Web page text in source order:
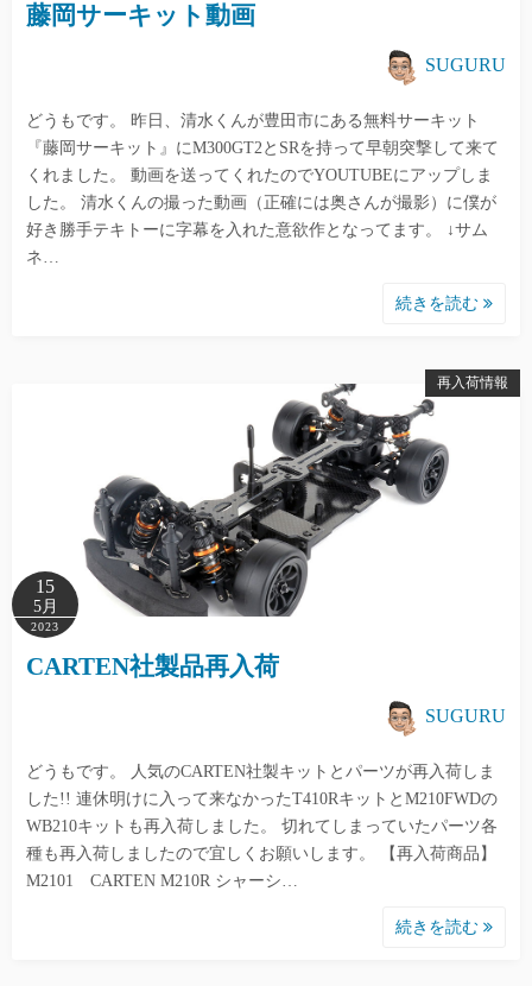
藤岡サーキット動画
SUGURU
どうもです。 昨日、清水くんが豊田市にある無料サーキット
『藤岡サーキット』にM300GT2とSRを持って早朝突撃して来て
くれました。 動画を送ってくれたのでYOUTUBEにアップしま
した。 清水くんの撮った動画（正確には奥さんが撮影）に僕が
好き勝手テキトーに字幕を入れた意欲作となってます。 ↓サム
ネ…
続きを読む
再入荷情報
15
5月
2023
CARTEN社製品再入荷
SUGURU
どうもです。 人気のCARTEN社製キットとパーツが再入荷しま
した!! 連休明けに入って来なかったT410RキットとM210FWDの
WB210キットも再入荷しました。 切れてしまっていたパーツ各
種も再入荷しましたので宜しくお願いします。 【再入荷商品】
M2101 CARTEN M210R シャーシ…
続きを読む